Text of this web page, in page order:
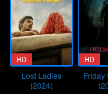
HD
Lost Ladies
(2024)
HD
Friday